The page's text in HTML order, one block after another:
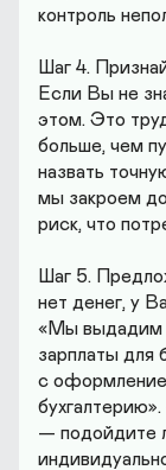
контроль
Шаг 4.
Если Вы не
этом. Это
больше, чем
назвать
мы закроем
риск, что
Шаг 5.
нет денег, у
«Мы выдадим
зарплаты для
с
— подойдите